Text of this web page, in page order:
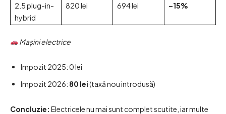
2.5 plug-in-
hybrid
820 lei 694 lei –15%
Mașini electrice
Impozit 2025: 0 lei
Impozit 2026: 80 lei(taxă nou introdusă)
Concluzie: Electricele nu mai sunt complet scutite, iar multe